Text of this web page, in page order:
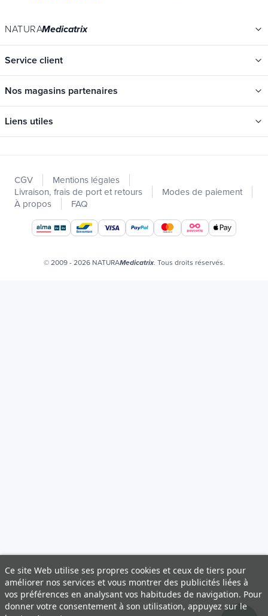
NATURAMedicatrix
Service client
Nos magasins partenaires
Liens utiles
Promotions
Catalogues
Nos marques
Offres d'emploi
Certificats bio
CGV
Mentions légales
Livraison, frais de port et retours
Modes de paiement
À propos
FAQ
© 2009 - 2026 NATURAMedicatrix. Tous droits réservés.
Ce site Web utilise ses propres cookies et ceux de tiers pour
améliorer nos services et vous montrer des publicités liées à
vos préférences en analysant vos habitudes de navigation. Pour
donner votre consentement à son utilisation, appuyez sur le